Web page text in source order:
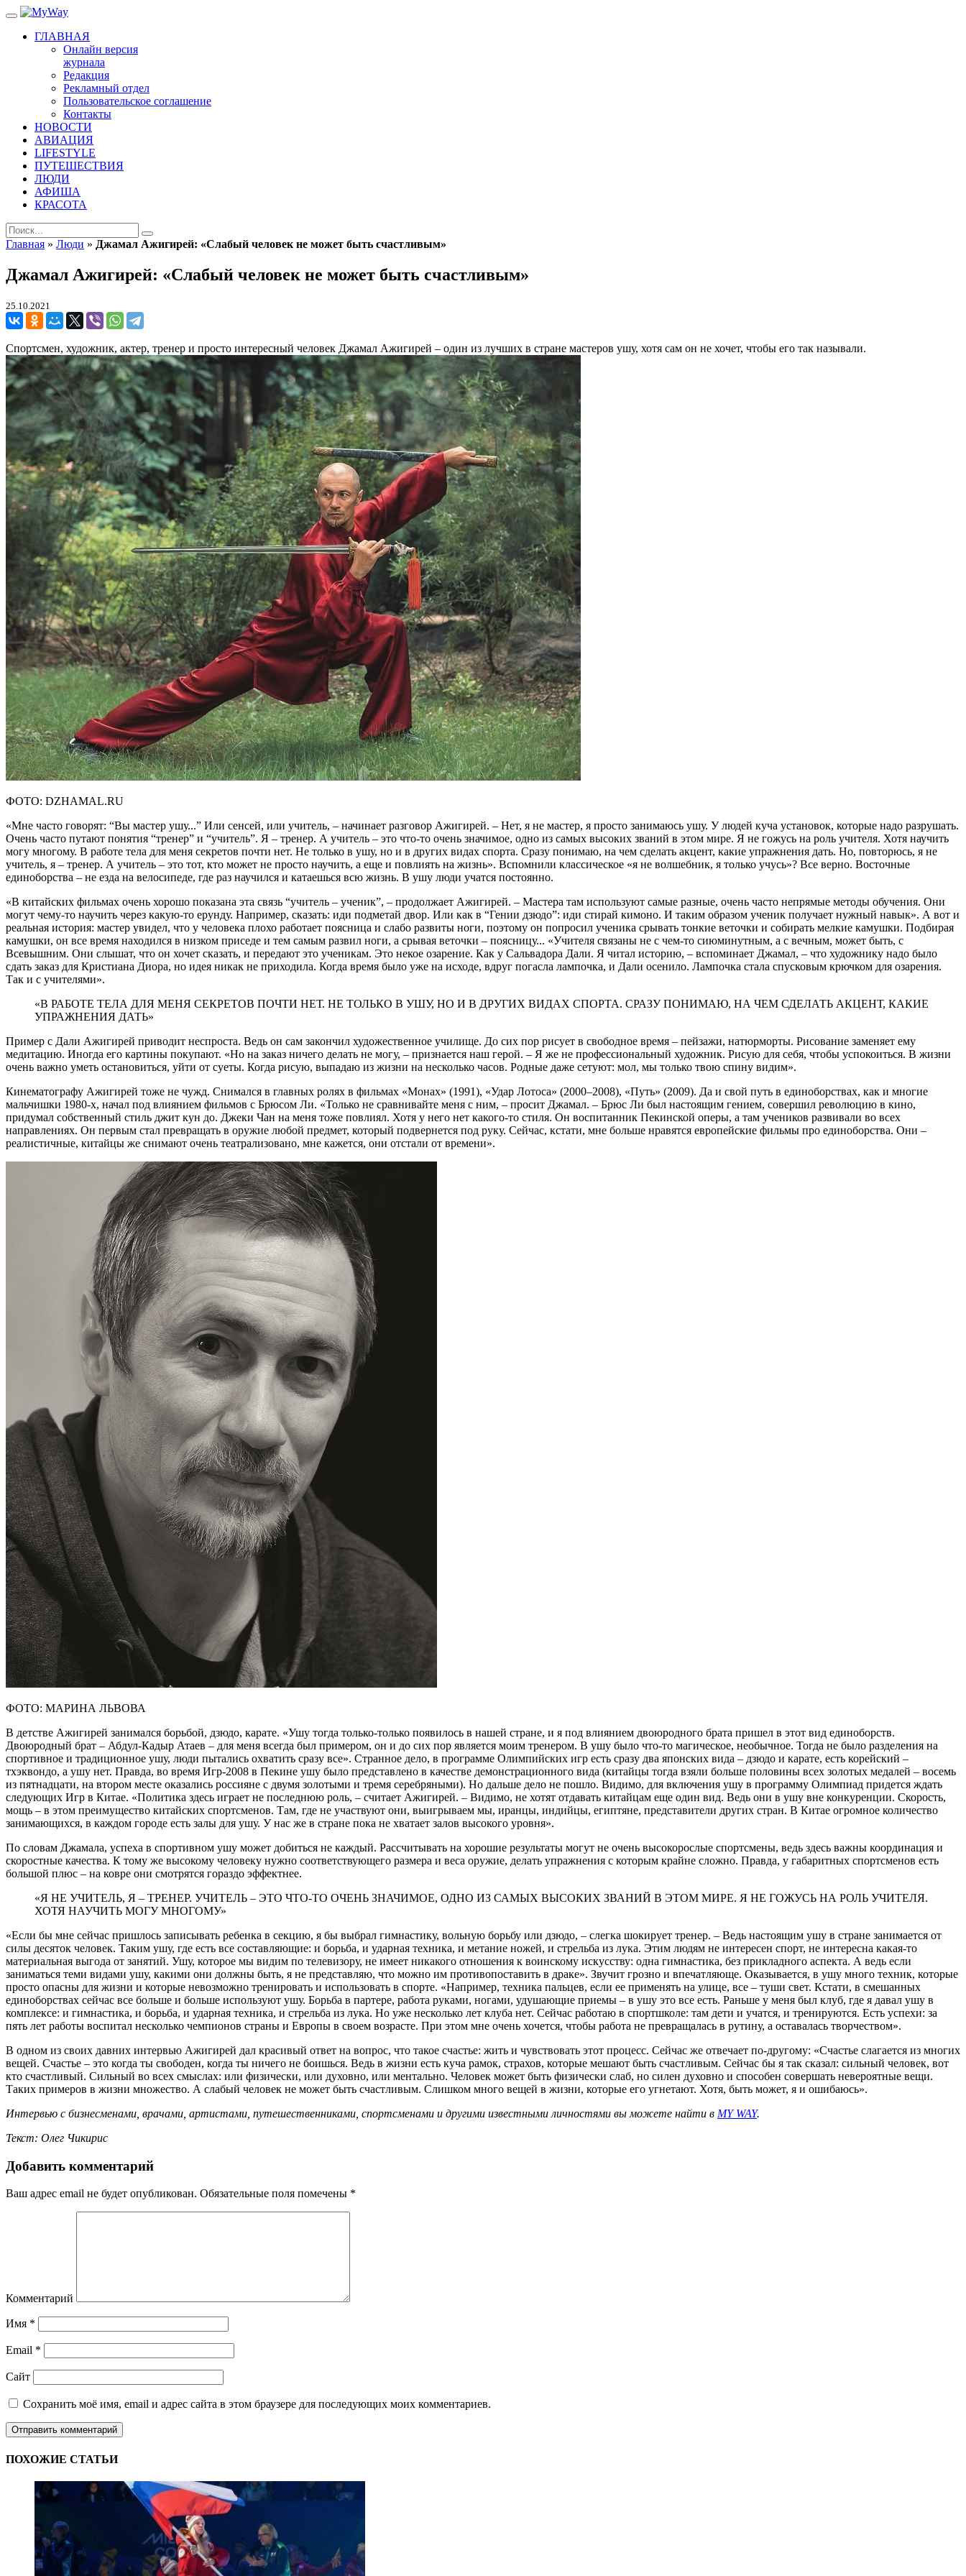
ГЛАВНАЯ
Онлайн версия
журнала
Редакция
Рекламный отдел
Пользовательское соглашение
Контакты
НОВОСТИ
АВИАЦИЯ
LIFESTYLE
ПУТЕШЕСТВИЯ
ЛЮДИ
АФИША
КРАСОТА
Главная » Люди » Джамал Ажигирей: «Слабый человек не может быть счастливым»
Джамал Ажигирей: «Слабый человек не может быть счастливым»
25.10.2021
Спортсмен, художник, актер, тренер и просто интересный человек Джамал Ажигирей – один из лучших в стране мастеров ушу, хотя сам он не хочет, чтобы его так называли.
ФОТО: DZHAMAL.RU
«Мне часто говорят: “Вы мастер ушу...” Или сенсей, или учитель, – начинает разговор Ажигирей. – Нет, я не мастер, я просто занимаюсь ушу. У людей куча установок, которые надо разрушать.
Очень часто путают понятия “тренер” и “учитель”. Я – тренер. А учитель – это что-то очень значимое, одно из самых высоких званий в этом мире. Я не гожусь на роль учителя. Хотя научить
могу многому. В работе тела для меня секретов почти нет. Не только в ушу, но и в других видах спорта. Сразу понимаю, на чем сделать акцент, какие упражнения дать. Но, повторюсь, я не
учитель, я – тренер. А учитель – это тот, кто может не просто научить, а еще и повлиять на жизнь». Вспомнили классическое «я не волшебник, я только учусь»? Все верно. Восточные
единоборства – не езда на велосипеде, где раз научился и катаешься всю жизнь. В ушу люди учатся постоянно.
«В китайских фильмах очень хорошо показана эта связь “учитель – ученик”, – продолжает Ажигирей. – Мастера там используют самые разные, очень часто непрямые методы обучения. Они
могут чему-то научить через какую-то ерунду. Например, сказать: иди подметай двор. Или как в “Гении дзюдо”: иди стирай кимоно. И таким образом ученик получает нужный навык». А вот и
реальная история: мастер увидел, что у человека плохо работает поясница и слабо развиты ноги, поэтому он попросил ученика срывать тонкие веточки и собирать мелкие камушки. Подбирая
камушки, он все время находился в низком приседе и тем самым развил ноги, а срывая веточки – поясницу... «Учителя связаны не с чем-то сиюминутным, а с вечным, может быть, с
Всевышним. Они слышат, что он хочет сказать, и передают это ученикам. Это некое озарение. Как у Сальвадора Дали. Я читал историю, – вспоминает Джамал, – что художнику надо было
сдать заказ для Кристиана Диора, но идея никак не приходила. Когда время было уже на исходе, вдруг погасла лампочка, и Дали осенило. Лампочка стала спусковым крючком для озарения.
Так и с учителями».
«В РАБОТЕ ТЕЛА ДЛЯ МЕНЯ СЕКРЕТОВ ПОЧТИ НЕТ. НЕ ТОЛЬКО В УШУ, НО И В ДРУГИХ ВИДАХ СПОРТА. СРАЗУ ПОНИМАЮ, НА ЧЕМ СДЕЛАТЬ АКЦЕНТ, КАКИЕ
УПРАЖНЕНИЯ ДАТЬ»
Пример с Дали Ажигирей приводит неспроста. Ведь он сам закончил художественное училище. До сих пор рисует в свободное время – пейзажи, натюрморты. Рисование заменяет ему
медитацию. Иногда его картины покупают. «Но на заказ ничего делать не могу, – признается наш герой. – Я же не профессиональный художник. Рисую для себя, чтобы успокоиться. В жизни
очень важно уметь остановиться, уйти от суеты. Когда рисую, выпадаю из жизни на несколько часов. Родные даже сетуют: мол, мы только твою спину видим».
Кинематографу Ажигирей тоже не чужд. Снимался в главных ролях в фильмах «Монах» (1991), «Удар Лотоса» (2000–2008), «Путь» (2009). Да и свой путь в единоборствах, как и многие
мальчишки 1980-х, начал под влиянием фильмов с Брюсом Ли. «Только не сравнивайте меня с ним, – просит Джамал. – Брюс Ли был настоящим гением, совершил революцию в кино,
придумал собственный стиль джит кун до. Джеки Чан на меня тоже повлиял. Хотя у него нет какого-то стиля. Он воспитанник Пекинской оперы, а там учеников развивали во всех
направлениях. Он первым стал превращать в оружие любой предмет, который подвернется под руку. Сейчас, кстати, мне больше нравятся европейские фильмы про единоборства. Они –
реалистичные, китайцы же снимают очень театрализовано, мне кажется, они отстали от времени».
ФОТО: МАРИНА ЛЬВОВА
В детстве Ажигирей занимался борьбой, дзюдо, карате. «Ушу тогда только-только появилось в нашей стране, и я под влиянием двоюродного брата пришел в этот вид единоборств.
Двоюродный брат – Абдул-Кадыр Атаев – для меня всегда был примером, он и до сих пор является моим тренером. В ушу было что-то магическое, необычное. Тогда не было разделения на
спортивное и традиционное ушу, люди пытались охватить сразу все». Странное дело, в программе Олимпийских игр есть сразу два японских вида – дзюдо и карате, есть корейский –
тхэквондо, а ушу нет. Правда, во время Игр-2008 в Пекине ушу было представлено в качестве демонстрационного вида (китайцы тогда взяли больше половины всех золотых медалей – восемь
из пятнадцати, на втором месте оказались россияне с двумя золотыми и тремя серебряными). Но дальше дело не пошло. Видимо, для включения ушу в программу Олимпиад придется ждать
следующих Игр в Китае. «Политика здесь играет не последнюю роль, – считает Ажигирей. – Видимо, не хотят отдавать китайцам еще один вид. Ведь они в ушу вне конкуренции. Скорость,
мощь – в этом преимущество китайских спортсменов. Там, где не участвуют они, выигрываем мы, иранцы, индийцы, египтяне, представители других стран. В Китае огромное количество
занимающихся, в каждом городе есть залы для ушу. У нас же в стране пока не хватает залов высокого уровня».
По словам Джамала, успеха в спортивном ушу может добиться не каждый. Рассчитывать на хорошие результаты могут не очень высокорослые спортсмены, ведь здесь важны координация и
скоростные качества. К тому же высокому человеку нужно соответствующего размера и веса оружие, делать упражнения с которым крайне сложно. Правда, у габаритных спортсменов есть
большой плюс – на ковре они смотрятся гораздо эффектнее.
«Я НЕ УЧИТЕЛЬ, Я – ТРЕНЕР. УЧИТЕЛЬ – ЭТО ЧТО-ТО ОЧЕНЬ ЗНАЧИМОЕ, ОДНО ИЗ САМЫХ ВЫСОКИХ ЗВАНИЙ В ЭТОМ МИРЕ. Я НЕ ГОЖУСЬ НА РОЛЬ УЧИТЕЛЯ.
ХОТЯ НАУЧИТЬ МОГУ МНОГОМУ»
«Если бы мне сейчас пришлось записывать ребенка в секцию, я бы выбрал гимнастику, вольную борьбу или дзюдо, – слегка шокирует тренер. – Ведь настоящим ушу в стране занимается от
силы десяток человек. Таким ушу, где есть все составляющие: и борьба, и ударная техника, и метание ножей, и стрельба из лука. Этим людям не интересен спорт, не интересна какая-то
материальная выгода от занятий. Ушу, которое мы видим по телевизору, не имеет никакого отношения к воинскому искусству: одна гимнастика, без прикладного аспекта. А ведь если
заниматься теми видами ушу, какими они должны быть, я не представляю, что можно им противопоставить в драке». Звучит грозно и впечатляюще. Оказывается, в ушу много техник, которые
просто опасны для жизни и которые невозможно тренировать и использовать в спорте. «Например, техника пальцев, если ее применять на улице, все – туши свет. Кстати, в смешанных
единоборствах сейчас все больше и больше используют ушу. Борьба в партере, работа руками, ногами, удушающие приемы – в ушу это все есть. Раньше у меня был клуб, где я давал ушу в
комплексе: и гимнастика, и борьба, и ударная техника, и стрельба из лука. Но уже несколько лет клуба нет. Сейчас работаю в спортшколе: там дети и учатся, и тренируются. Есть успехи: за
пять лет работы воспитал несколько чемпионов страны и Европы в своем возрасте. При этом мне очень хочется, чтобы работа не превращалась в рутину, а оставалась творчеством».
В одном из своих давних интервью Ажигирей дал красивый ответ на вопрос, что такое счастье: жить и чувствовать этот процесс. Сейчас же отвечает по-другому: «Счастье слагается из многих
вещей. Счастье – это когда ты свободен, когда ты ничего не боишься. Ведь в жизни есть куча рамок, страхов, которые мешают быть счастливым. Сейчас бы я так сказал: сильный человек, вот
кто счастливый. Сильный во всех смыслах: или физически, или духовно, или ментально. Человек может быть физически слаб, но силен духовно и способен совершать невероятные вещи.
Таких примеров в жизни множество. А слабый человек не может быть счастливым. Слишком много вещей в жизни, которые его угнетают. Хотя, быть может, я и ошибаюсь».
Интервью с бизнесменами, врачами, артистами, путешественниками, спортсменами и другими известными личностями вы можете найти в MY WAY.
Текст: Олег Чикирис
Добавить комментарий
Ваш адрес email не будет опубликован. Обязательные поля помечены *
Комментарий
Имя *
Email *
Сайт
Сохранить моё имя, email и адрес сайта в этом браузере для последующих моих комментариев.
ПОХОЖИЕ СТАТЬИ